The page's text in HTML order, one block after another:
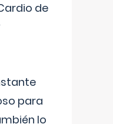
de
para
lo